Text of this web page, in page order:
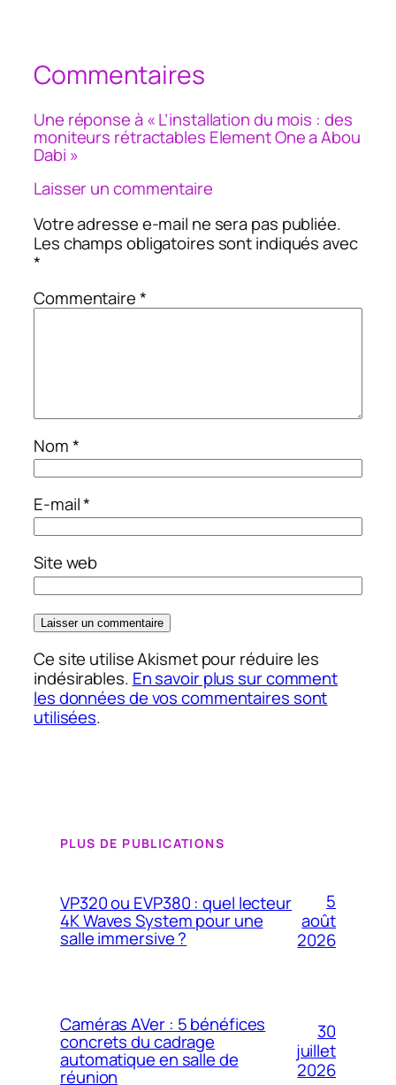
Commentaires
Une réponse à « L’installation du mois : des
moniteurs rétractables Element One a Abou
Dabi »
Laisser un commentaire
Votre adresse e-mail ne sera pas publiée.
Les champs obligatoires sont indiqués avec
*
Commentaire*
Nom*
E-mail*
Site web
Ce site utilise Akismet pour réduire les
indésirables. En savoir plus sur comment
les données de vos commentaires sont
utilisées.
PLUS DE PUBLICATIONS
VP320 ou EVP380 : quel lecteur
4K Waves System pour une
salle immersive ?
5
août
2026
Caméras AVer : 5 bénéfices
concrets du cadrage
automatique en salle de
réunion
30
juillet
2026